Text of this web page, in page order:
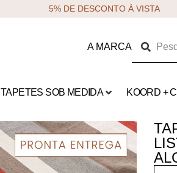
5% DE DESCONTO À VISTA
A MARCA
TAPETES SOB MEDIDA KOORD +